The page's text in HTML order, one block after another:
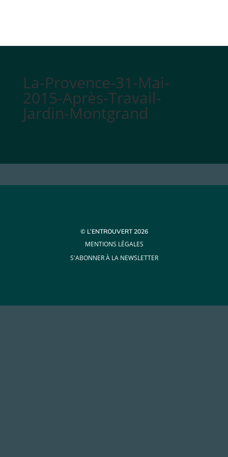
La-Provence-31-Mai-
2015-Après-Travail-
Jardin-Montgrand
© L’ENTROUVERT 2026
MENTIONS LÉGALES
S'ABONNER À LA NEWSLETTER